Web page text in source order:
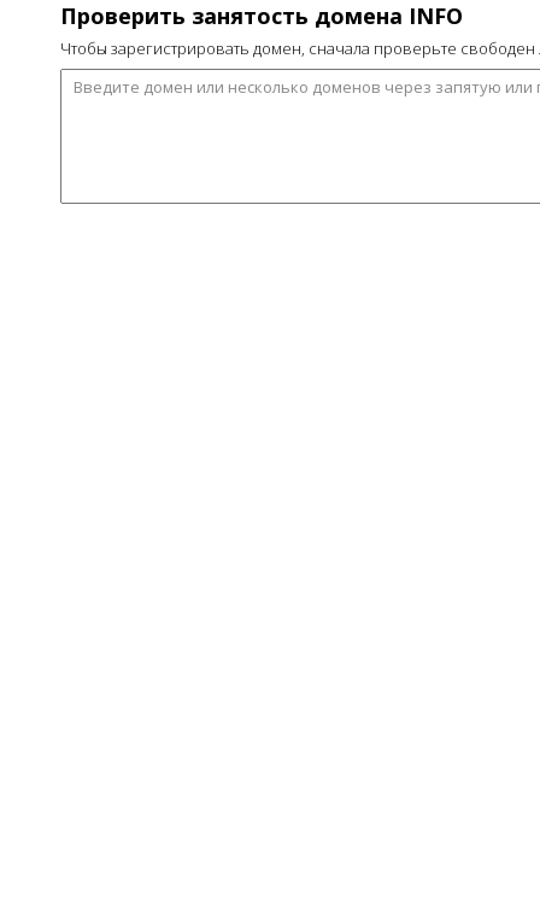
Проверить занятость домена INFO
Чтобы зарегистрировать домен, сначала проверьте свободен